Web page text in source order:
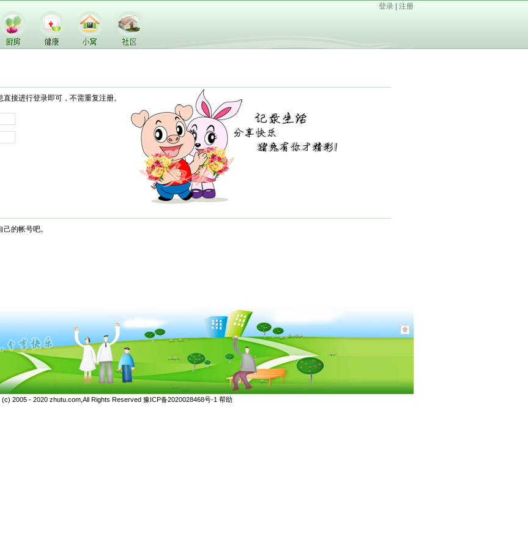
登录 注册
接进行登录即可，不需重复注册。
的帐号吧。
(c) 2005 - 2020 zhutu.com,All Rights Reserved 豫ICP备2020028468号-1 帮助